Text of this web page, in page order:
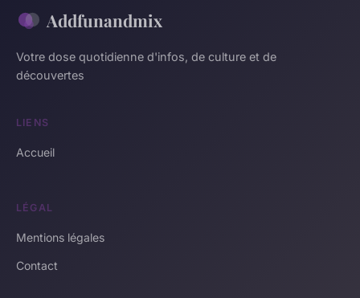
Addfunandmix
Votre dose quotidienne d'infos, de culture et de
découvertes
LIENS
Accueil
LÉGAL
Mentions légales
Contact